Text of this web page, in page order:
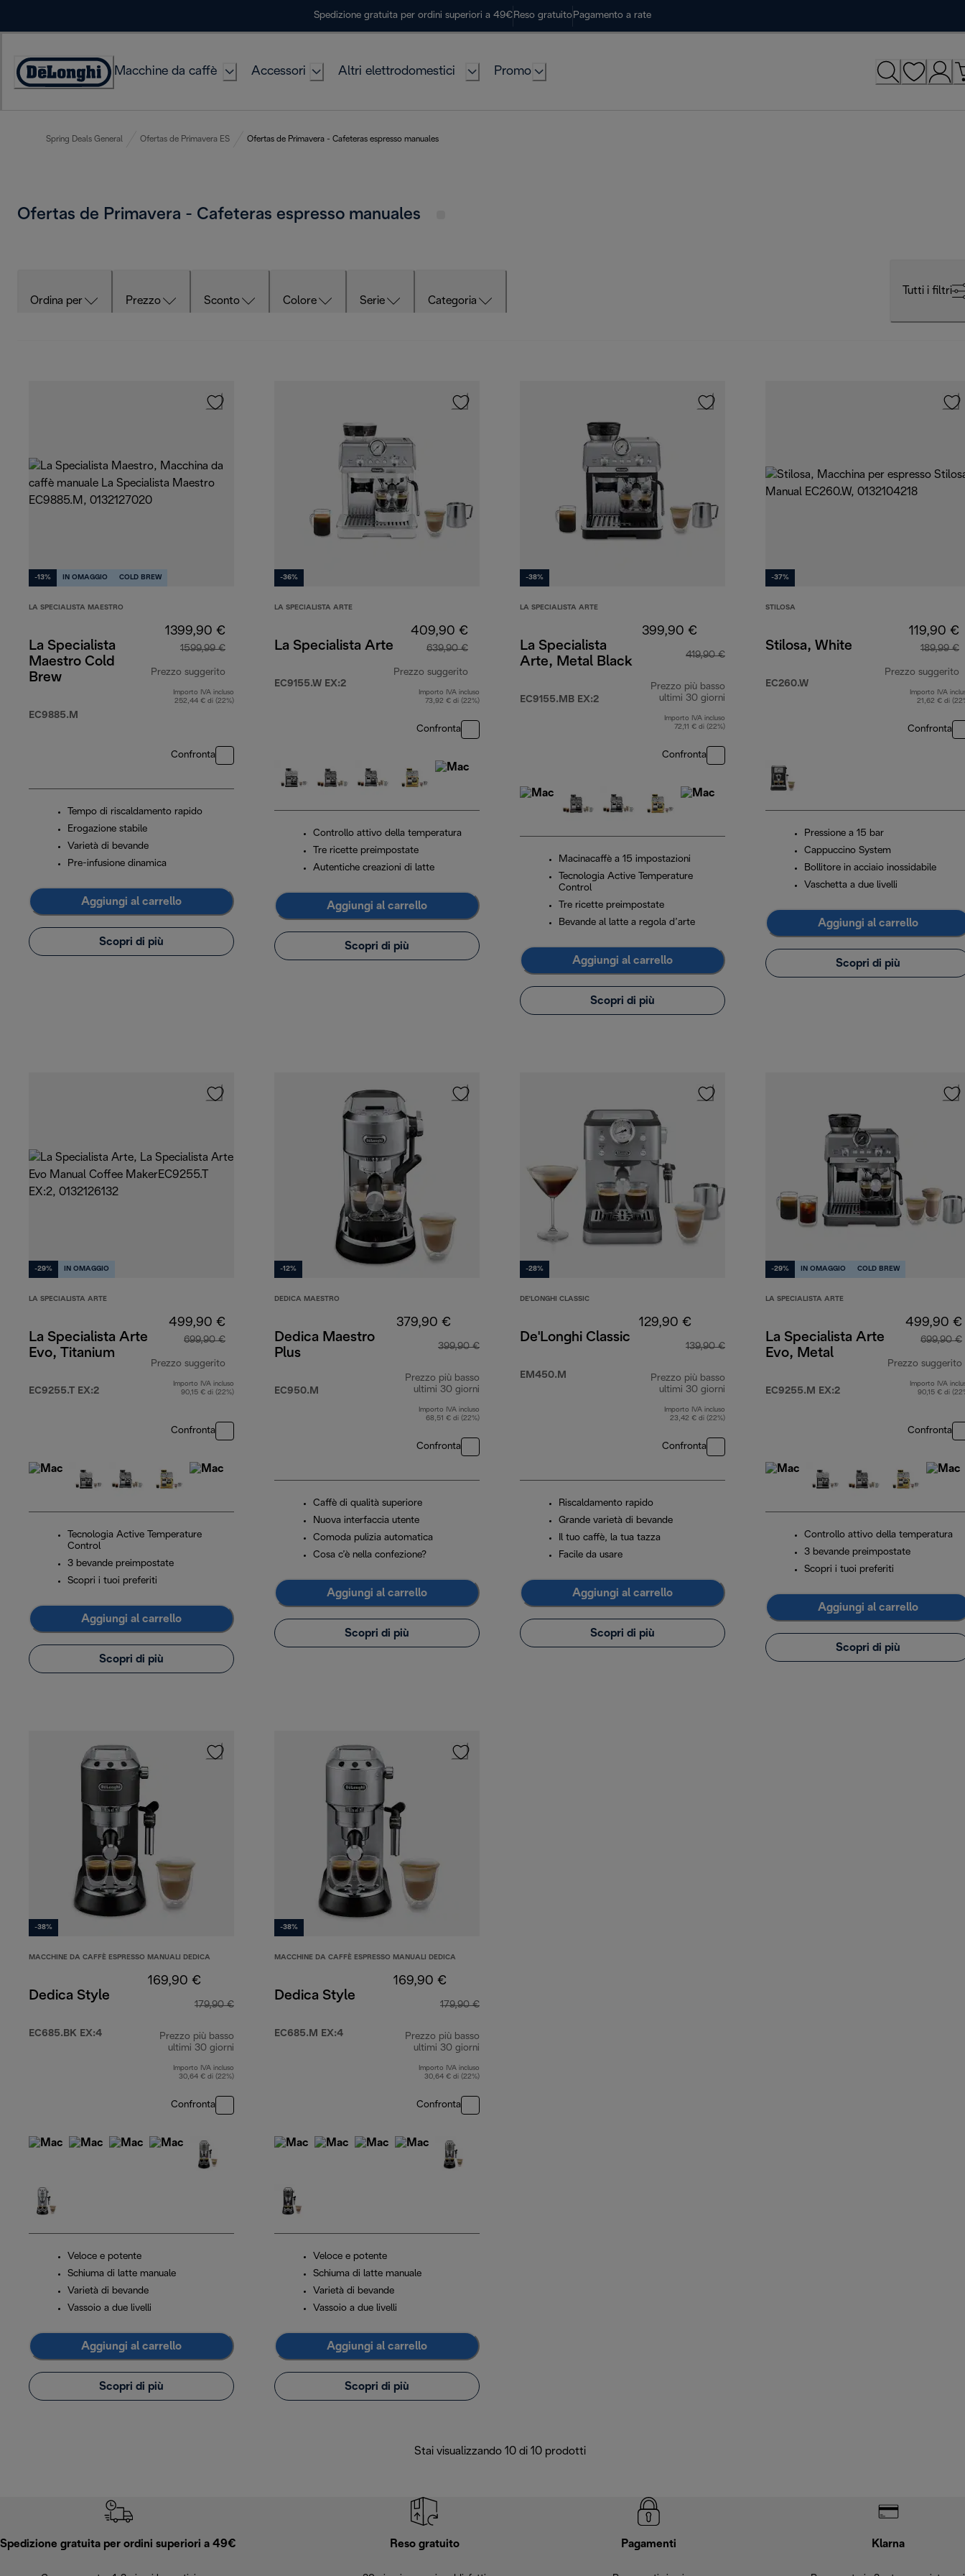
Spedizione gratuita per ordini superiori a 49€ Reso gratuito Pagamento a rate
Accessibility
Macchine da caffè Accessori Altri elettrodomestici Promo
Spring Deals General Ofertas de Primavera ES Ofertas de Primavera - Cafeteras espresso manuales
Ofertas de Primavera - Cafeteras espresso manuales
Ordina per Prezzo Sconto Colore Serie Categoria
Tutti i filtri
-13% IN OMAGGIO COLD BREW
LA SPECIALISTA MAESTRO
La Specialista
Maestro Cold
Brew
EC9885.M
1399,90 €
1599,99 €
Prezzo suggerito
prezzo originale 1599,99 €
Importo IVA incluso
252,44 € di (22%)
Confronta
Tempo di riscaldamento rapido
Erogazione stabile
Varietà di bevande
Pre-infusione dinamica
Aggiungi al carrello
Scopri di più
-36%
LA SPECIALISTA ARTE
La Specialista Arte
EC9155.W EX:2
409,90 €
639,90 €
Prezzo suggerito
prezzo originale 639,90 €
Importo IVA incluso
73,92 € di (22%)
Confronta
Controllo attivo della temperatura
Tre ricette preimpostate
Autentiche creazioni di latte
Aggiungi al carrello
Scopri di più
-38%
LA SPECIALISTA ARTE
La Specialista
Arte, Metal Black
EC9155.MB EX:2
399,90 €
419,90 €
Prezzo più basso
ultimi 30 giorni
Importo IVA incluso
72,11 € di (22%)
Confronta
Macinacaffè a 15 impostazioni
Tecnologia Active Temperature
Control
Tre ricette preimpostate
Bevande al latte a regola d’arte
Aggiungi al carrello
Scopri di più
-37%
STILOSA
Stilosa, White
EC260.W
119,90 €
189,99 €
Prezzo suggerito
Importo IVA
21,62 € di
Confronta
Pressione a 15 bar
Cappuccino System
Bollitore in acciaio inossidabile
Vaschetta a due livelli
Aggiungi al carrello
Scopri di più
-29% IN OMAGGIO
LA SPECIALISTA ARTE
La Specialista Arte
Evo, Titanium
EC9255.T EX:2
499,90 €
699,90 €
Prezzo suggerito
prezzo originale 699,90 €
Importo IVA incluso
90,15 € di (22%)
Confronta
Tecnologia Active Temperature
Control
3 bevande preimpostate
Scopri i tuoi preferiti
Aggiungi al carrello
Scopri di più
-12%
DEDICA MAESTRO
Dedica Maestro
Plus
EC950.M
379,90 €
399,90 €
Prezzo più basso
ultimi 30 giorni
Importo IVA incluso
68,51 € di (22%)
Confronta
Caffè di qualità superiore
Nuova interfaccia utente
Comoda pulizia automatica
Cosa c’è nella confezione?
Aggiungi al carrello
Scopri di più
-28%
DE'LONGHI CLASSIC
De'Longhi Classic
EM450.M
129,90 €
139,90 €
Prezzo più basso
ultimi 30 giorni
Importo IVA incluso
23,42 € di (22%)
Confronta
Riscaldamento rapido
Grande varietà di bevande
Il tuo caffè, la tua tazza
Facile da usare
Aggiungi al carrello
Scopri di più
-29% IN OMAGGIO COLD BREW
LA SPECIALISTA ARTE
La Specialista Arte
Evo, Metal
EC9255.M EX:2
499,90 €
699,90 €
Prezzo suggerito
Importo IVA
90,15 € di
Confronta
Controllo attivo della temperatura
3 bevande preimpostate
Scopri i tuoi preferiti
Aggiungi al carrello
Scopri di più
-38%
MACCHINE DA CAFFÈ ESPRESSO MANUALI DEDICA
Dedica Style
EC685.BK EX:4
169,90 €
179,90 €
Prezzo più basso
ultimi 30 giorni
Importo IVA incluso
30,64 € di (22%)
Confronta
Veloce e potente
Schiuma di latte manuale
Varietà di bevande
Vassoio a due livelli
Aggiungi al carrello
Scopri di più
-38%
MACCHINE DA CAFFÈ ESPRESSO MANUALI DEDICA
Dedica Style
EC685.M EX:4
169,90 €
179,90 €
Prezzo più basso
ultimi 30 giorni
Importo IVA incluso
30,64 € di (22%)
Confronta
Veloce e potente
Schiuma di latte manuale
Varietà di bevande
Vassoio a due livelli
Aggiungi al carrello
Scopri di più
Stai visualizzando 10 di 10 prodotti
Spedizione gratuita per ordini superiori a 49€ Reso gratuito Pagamenti Klarna